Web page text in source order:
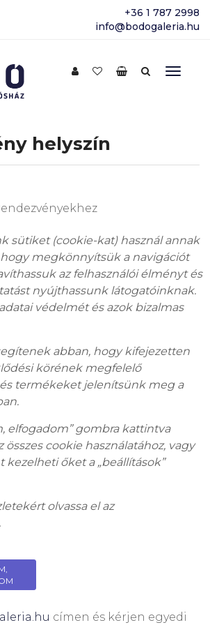
+36 1 787 2998
info@bodogaleria.hu
helyszín
keres? Galériánk
konferenciákhoz,
és PR rendezvényekhez.
környezetben, lélegzetelállító
350 m²-en várjuk Önöket.
teljes lebonyolítását
mindent biztosítunk, amire
Rendelkezésre áll professzionális
és technikai személyzet.
cateringét, személyzettel
Tárlatvezetések, motivációs
művészeti témájú programok,
elképzeléseit, hogy az
színesebb legyen.
megszervezését, és
rendezvényélményt. Minden
fordítunk, hogy vendégei
távozzanak!
a kapcsolatot
címen és kérjen egyedi
sütiket (cookie-kat) használ annak
megkönnyítsük a navigációt
az felhasználói élményt és
nyújthassunk látogatóinknak.
védelmét és azok bizalmas
abban, hogy kifejezetten
körének megfelelő
termékeket jelenítsünk meg a
elfogadom” gombra kattintva
összes cookie használatához, vagy
kezelheti őket a „beállítások”
olvassa el az
.